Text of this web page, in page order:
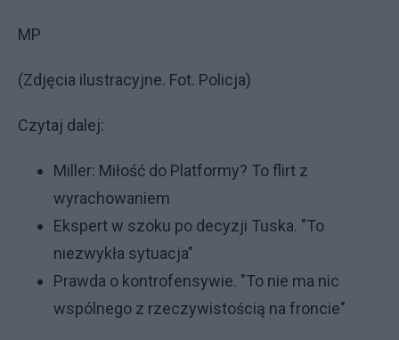
MP
(Zdjęcia ilustracyjne. Fot. Policja)
Czytaj dalej:
Miller: Miłość do Platformy? To flirt z
wyrachowaniem
Ekspert w szoku po decyzji Tuska. "To
niezwykła sytuacja"
Prawda o kontrofensywie. "To nie ma nic
wspólnego z rzeczywistością na froncie"